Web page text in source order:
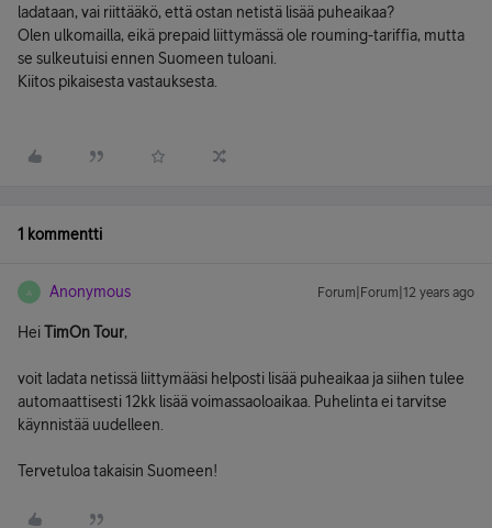
ladataan, vai riittääkö, että ostan netistä lisää puheaikaa?
Olen ulkomailla, eikä prepaid liittymässä ole rouming-tariffia, mutta
se sulkeutuisi ennen Suomeen tuloani.
Kiitos pikaisesta vastauksesta.
1 kommentti
A Anonymous Forum|Forum|12 years ago
HeiTimOn Tour,
voit ladata netissä liittymääsi helposti lisää puheaikaa ja siihen tulee
automaattisesti 12kk lisää voimassaoloaikaa. Puhelinta ei tarvitse
käynnistää uudelleen.
Tervetuloa takaisin Suomeen!